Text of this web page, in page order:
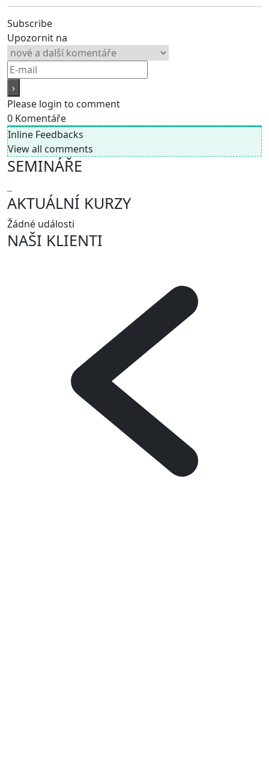
Subscribe
Upozornit na
Please login to comment
0 Komentáře
Inline Feedbacks
View all comments
SEMINÁŘE
AKTUÁLNÍ KURZY
Žádné události
NAŠI KLIENTI